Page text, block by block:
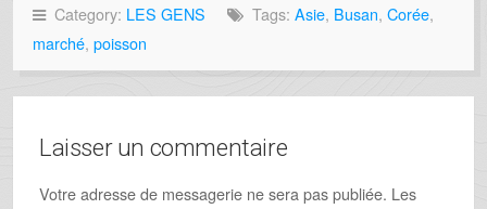
Category: LES GENS Tags: Asie, Busan, Corée,
marché, poisson
Laisser un commentaire
Votre adresse de messagerie ne sera pas publiée. Les